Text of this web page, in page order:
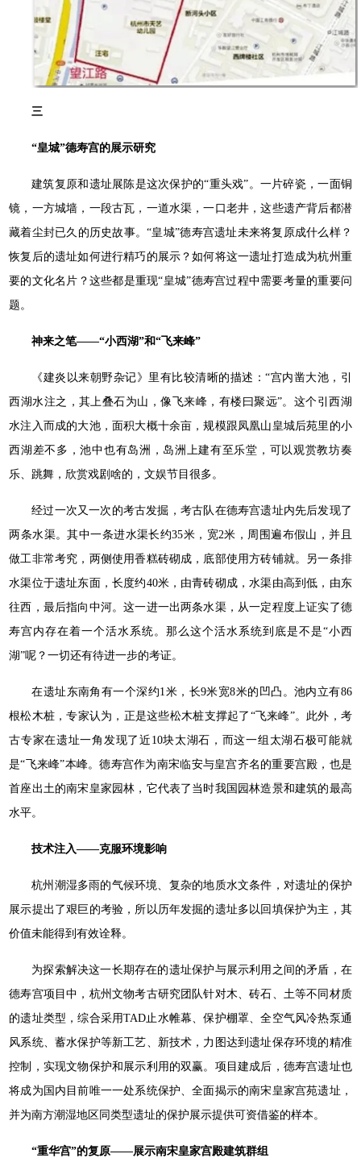
三
“皇城”德寿宫的展示研究
建筑复原和遗址展陈是这次保护的“重头戏”。一片碎瓷，一面铜
镜，一方城墙，一段古瓦，一道水渠，一口老井，这些遗产背后都潜
藏着尘封已久的历史故事。“皇城”德寿宫遗址未来将复原成什么样？
恢复后的遗址如何进行精巧的展示？如何将这一遗址打造成为杭州重
要的文化名片？这些都是重现“皇城”德寿宫过程中需要考量的重要问
题。
神来之笔——“小西湖”和“飞来峰”
《建炎以来朝野杂记》里有比较清晰的描述：“宫内凿大池，引
西湖水注之，其上叠石为山，像飞来峰，有楼曰聚远”。这个引西湖
水注入而成的大池，面积大概十余亩，规模跟凤凰山皇城后苑里的小
西湖差不多，池中也有岛洲，岛洲上建有至乐堂，可以观赏教坊奏
乐、跳舞，欣赏戏剧啥的，文娱节目很多。
经过一次又一次的考古发掘，考古队在德寿宫遗址内先后发现了
两条水渠。其中一条进水渠长约35米，宽2米，周围遍布假山，并且
做工非常考究，两侧使用香糕砖砌成，底部使用方砖铺就。另一条排
水渠位于遗址东面，长度约40米，由青砖砌成，水渠由高到低，由东
往西，最后指向中河。这一进一出两条水渠，从一定程度上证实了德
寿宫内存在着一个活水系统。那么这个活水系统到底是不是“小西
湖”呢？一切还有待进一步的考证。
在遗址东南角有一个深约1米，长9米宽8米的凹凸。池内立有86
根松木桩，专家认为，正是这些松木桩支撑起了“飞来峰”。此外，考
古专家在遗址一角发现了近10块太湖石，而这一组太湖石极可能就
是“飞来峰”本峰。德寿宫作为南宋临安与皇宫齐名的重要宫殿，也是
首座出土的南宋皇家园林，它代表了当时我国园林造景和建筑的最高
水平。
技术注入——克服环境影响
杭州潮湿多雨的气候环境、复杂的地质水文条件，对遗址的保护
展示提出了艰巨的考验，所以历年发掘的遗址多以回填保护为主，其
价值未能得到有效诠释。
为探索解决这一长期存在的遗址保护与展示利用之间的矛盾，在
德寿宫项目中，杭州文物考古研究团队针对木、砖石、土等不同材质
的遗址类型，综合采用TAD止水帷幕、保护棚罩、全空气风冷热泵通
风系统、蓄水保护等新工艺、新技术，力图达到遗址保存环境的精准
控制，实现文物保护和展示利用的双赢。项目建成后，德寿宫遗址也
将成为国内目前唯一一处系统保护、全面揭示的南宋皇家宫苑遗址，
并为南方潮湿地区同类型遗址的保护展示提供可资借鉴的样本。
“重华宫”的复原——展示南宋皇家宫殿建筑群组